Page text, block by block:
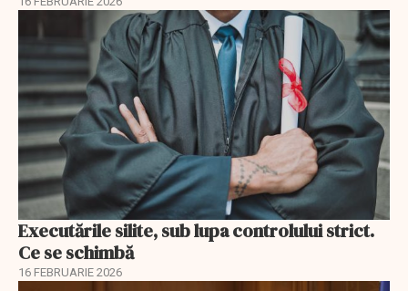
Executările silite, sub lupa controlului strict.
Ce se schimbă
16 FEBRUARIE 2026